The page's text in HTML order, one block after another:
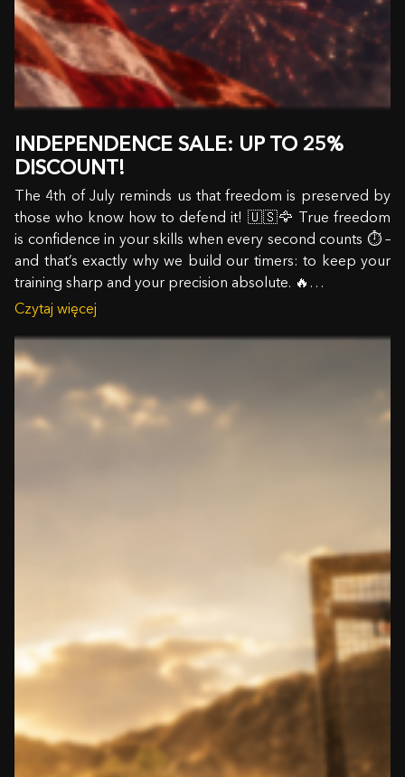
INDEPENDENCE SALE: UP TO 25%
DISCOUNT!
The 4th of July reminds us that freedom is preserved by
those who know how to defend it! 🇺🇸🦅 True freedom
is confidence in your skills when every second counts ⏱️ –
and that’s exactly why we build our timers: to keep your
training sharp and your precision absolute. 🔥…
Czytaj więcej